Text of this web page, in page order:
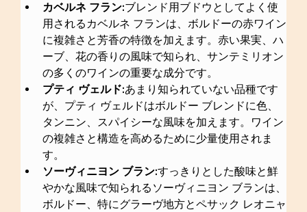
カベルネ フラン:ブレンド用ブドウとしてよく使
用されるカベルネ フランは、ボルドーの赤ワイン
に複雑さと芳香の特徴を加えます。赤い果実、ハ
ーブ、花の香りの風味で知られ、サンテミリオン
の多くのワインの重要な成分です。
プティ ヴェルド:あまり知られていない品種です
が、プティ ヴェルドはボルドー ブレンドに色、
タンニン、スパイシーな風味を加えます。ワイン
の複雑さと構造を高めるために少量使用されま
す。
ソーヴィニヨン ブラン:すっきりとした酸味と鮮
やかな風味で知られるソーヴィニヨン ブランは、
ボルドー、特にグラーヴ地方とペサック レオニャ